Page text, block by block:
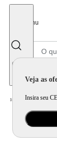
Menu
Veja as
Insira seu
Home Brinquedo e